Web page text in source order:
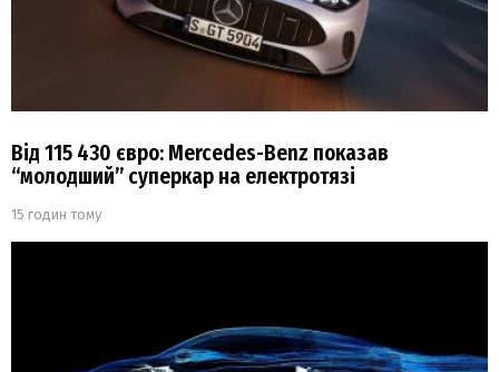
Від 115 430 євро: Mercedes-Benz показав
“молодший” суперкар на електротязі
15 годин тому